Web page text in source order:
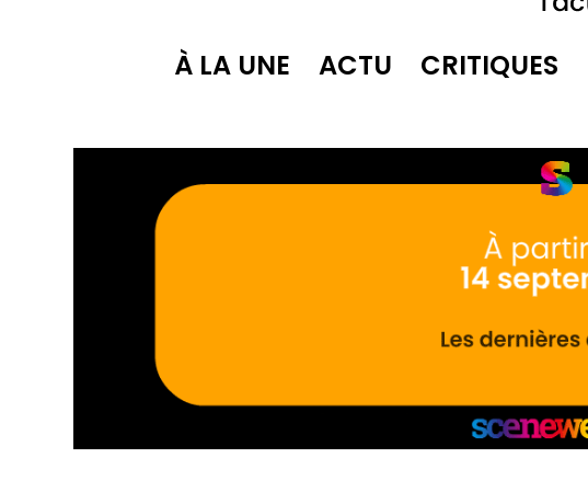
À LA UNE ACTU CRITIQUES